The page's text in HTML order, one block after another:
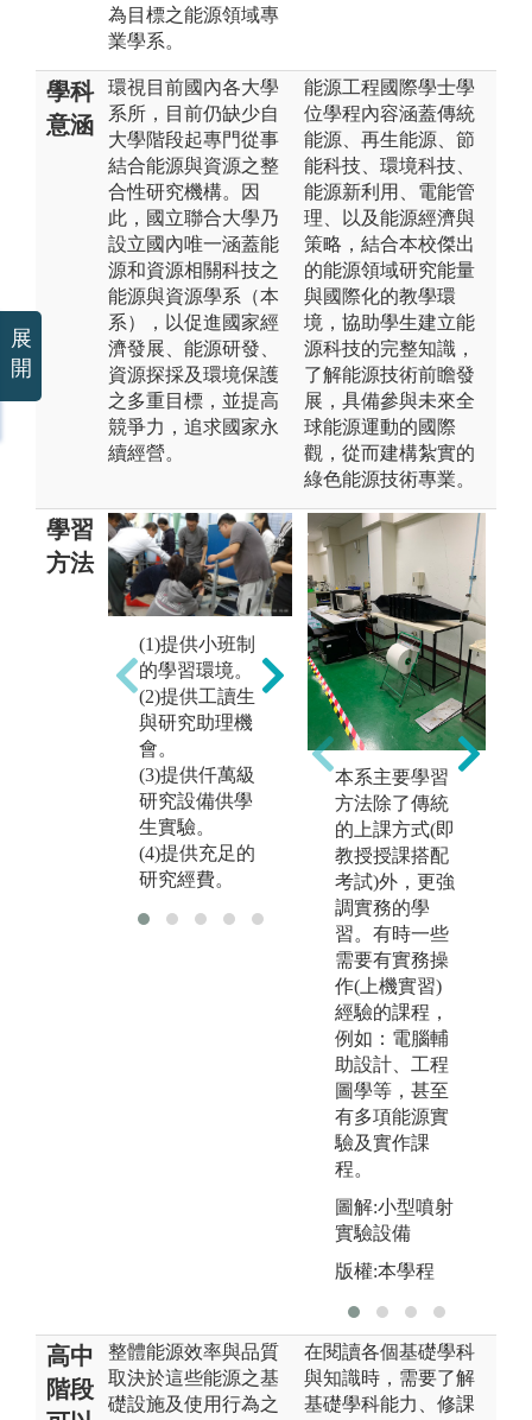
為目標之能源領域專
業學系。
學科
意涵
環視目前國內各大學
系所，目前仍缺少自
大學階段起專門從事
結合能源與資源之整
合性研究機構。因
此，國立聯合大學乃
設立國內唯一涵蓋能
源和資源相關科技之
能源與資源學系（本
系），以促進國家經
濟發展、能源研發、
資源探採及環境保護
之多重目標，並提高
競爭力，追求國家永
續經營。
能源工程國際學士學
位學程內容涵蓋傳統
能源、再生能源、節
能科技、環境科技、
能源新利用、電能管
理、以及能源經濟與
策略，結合本校傑出
的能源領域研究能量
與國際化的教學環
境，協助學生建立能
源科技的完整知識，
了解能源技術前瞻發
展，具備參與未來全
球能源運動的國際
觀，從而建構紮實的
綠色能源技術專業。
學習
方法
(1)提供小班制
的學習環境。
(2)提供工讀生
與研究助理機
會。
(3)提供仟萬級
研究設備供學
生實驗。
(4)提供充足的
研究經費。
提供小班制的
學習環境。
本系主要學習
方法除了傳統
的上課方式(即
教授授課搭配
考試)外，更強
調實務的學
習。有時一些
需要有實務操
作(上機實習)
經驗的課程，
例如：電腦輔
助設計、工程
圖學等，甚至
有多項能源實
驗及實作課
程。
圖解:小型噴射
實驗設備
版權:本學程
高中
階段
整體能源效率與品質
取決於這些能源之基
礎設施及使用行為之
在閱讀各個基礎學科
與知識時，需要了解
基礎學科能力、修課
展
開